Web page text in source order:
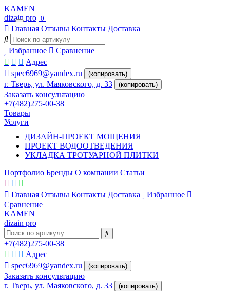
KAMEN
dizain pro 0
Главная Отзывы Контакты Доставка
Избранное
Сравнение
Адрес
spec6969@yandex.ru
(копировать)
г. Тверь, ул. Маяковского, д. 33 (копировать)
Заказать консультацию
+7(482)275-00-38
Товары
Услуги
ДИЗАЙН-ПРОЕКТ МОЩЕНИЯ
ПРОЕКТ ВОДООТВЕДЕНИЯ
УКЛАДКА ТРОТУАРНОЙ ПЛИТКИ
Портфолио Бренды О компании Статьи
Главная Отзывы Контакты Доставка
Избранное
Сравнение
KAMEN
dizain pro
+7(482)275-00-38
Адрес
spec6969@yandex.ru
(копировать)
Заказать консультацию
г. Тверь, ул. Маяковского, д. 33
(копировать)